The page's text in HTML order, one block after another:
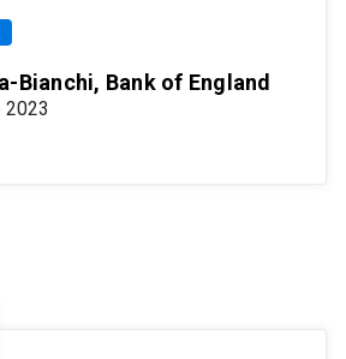
Bianchi, Bank of England
2023